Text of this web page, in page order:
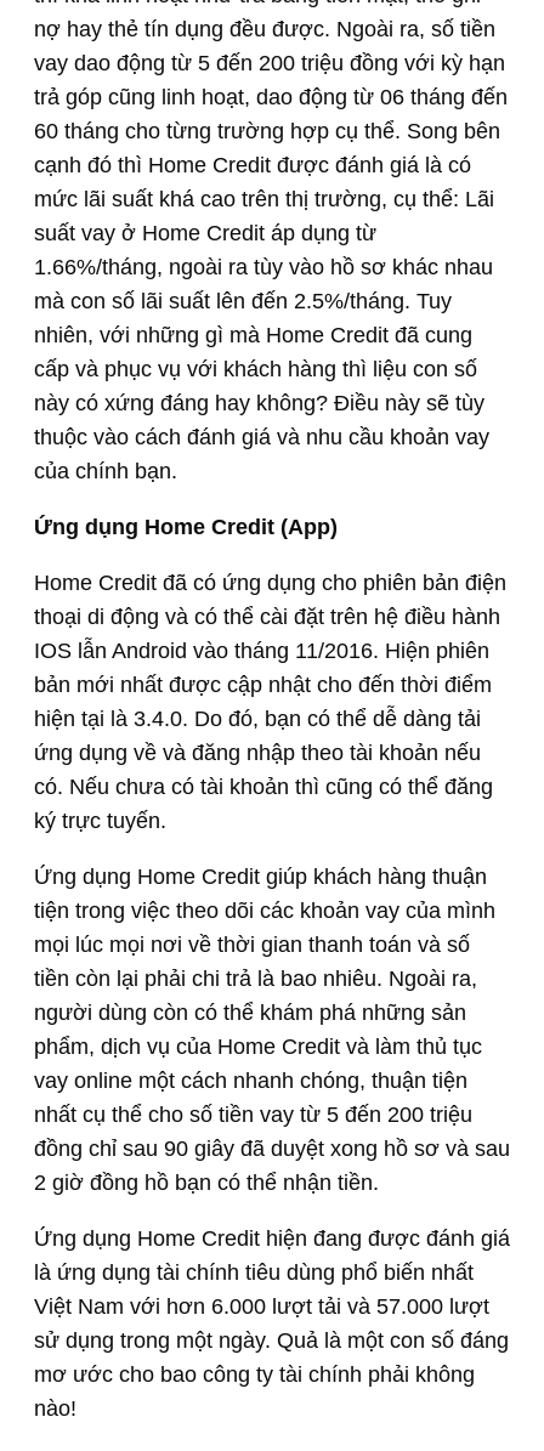
nợ hay thẻ tín dụng đều được. Ngoài ra, số tiền
vay dao động từ 5 đến 200 triệu đồng với kỳ hạn
trả góp cũng linh hoạt, dao động từ 06 tháng đến
60 tháng cho từng trường hợp cụ thể. Song bên
cạnh đó thì Home Credit được đánh giá là có
mức lãi suất khá cao trên thị trường, cụ thể: Lãi
suất vay ở Home Credit áp dụng từ
1.66%/tháng, ngoài ra tùy vào hồ sơ khác nhau
mà con số lãi suất lên đến 2.5%/tháng. Tuy
nhiên, với những gì mà Home Credit đã cung
cấp và phục vụ với khách hàng thì liệu con số
này có xứng đáng hay không? Điều này sẽ tùy
thuộc vào cách đánh giá và nhu cầu khoản vay
của chính bạn.
Ứng dụng Home Credit (App)
Home Credit đã có ứng dụng cho phiên bản điện
thoại di động và có thể cài đặt trên hệ điều hành
IOS lẫn Android vào tháng 11/2016. Hiện phiên
bản mới nhất được cập nhật cho đến thời điểm
hiện tại là 3.4.0. Do đó, bạn có thể dễ dàng tải
ứng dụng về và đăng nhập theo tài khoản nếu
có. Nếu chưa có tài khoản thì cũng có thể đăng
ký trực tuyến.
Ứng dụng Home Credit giúp khách hàng thuận
tiện trong việc theo dõi các khoản vay của mình
mọi lúc mọi nơi về thời gian thanh toán và số
tiền còn lại phải chi trả là bao nhiêu. Ngoài ra,
người dùng còn có thể khám phá những sản
phẩm, dịch vụ của Home Credit và làm thủ tục
vay online một cách nhanh chóng, thuận tiện
nhất cụ thể cho số tiền vay từ 5 đến 200 triệu
đồng chỉ sau 90 giây đã duyệt xong hồ sơ và sau
2 giờ đồng hồ bạn có thể nhận tiền.
Ứng dụng Home Credit hiện đang được đánh giá
là ứng dụng tài chính tiêu dùng phổ biến nhất
Việt Nam với hơn 6.000 lượt tải và 57.000 lượt
sử dụng trong một ngày. Quả là một con số đáng
mơ ước cho bao công ty tài chính phải không
nào!